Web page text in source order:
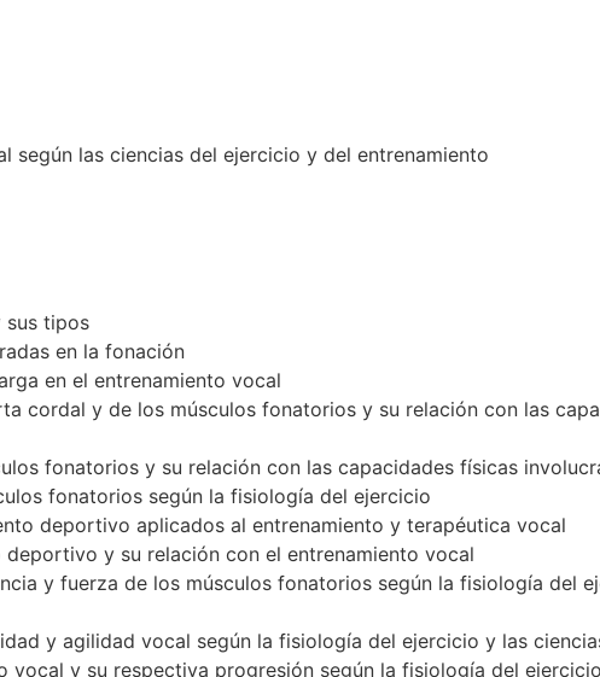
según las ciencias del ejercicio y del entrenamiento
sus tipos
en la fonación
en el entrenamiento vocal
cordal y de los músculos fonatorios y su relación con las
fonatorios y su relación con las capacidades físicas
fonatorios según la fisiología del ejercicio
deportivo aplicados al entrenamiento y terapéutica vocal
y su relación con el entrenamiento vocal
y fuerza de los músculos fonatorios según la fisiología del
y agilidad vocal según la fisiología del ejercicio y las
vocal y su respectiva progresión según la fisiología del